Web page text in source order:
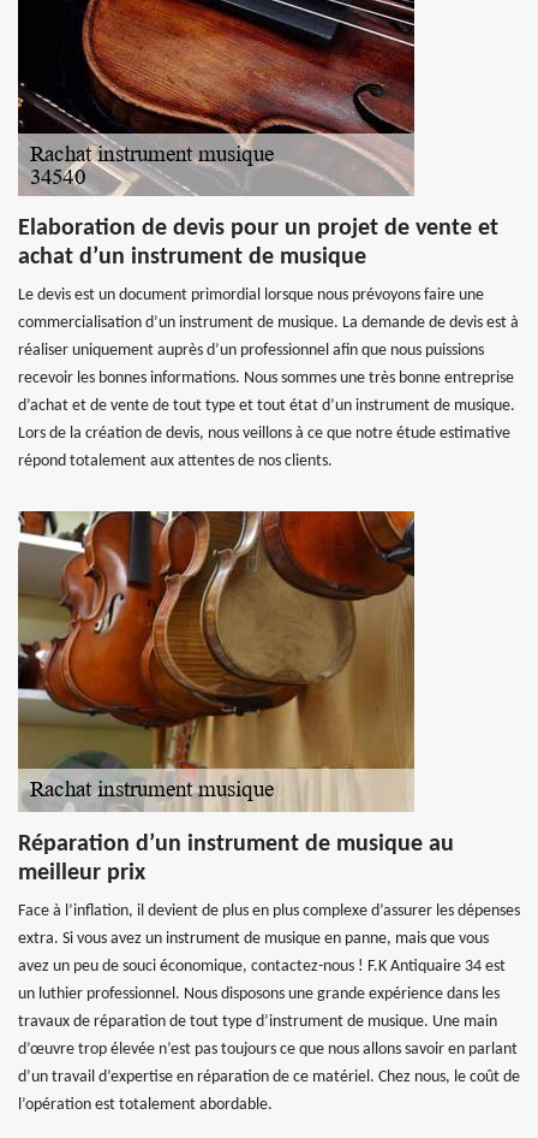
Elaboration de devis pour un projet de vente et
achat d’un instrument de musique
Le devis est un document primordial lorsque nous prévoyons faire une
commercialisation d’un instrument de musique. La demande de devis est à
réaliser uniquement auprès d’un professionnel afin que nous puissions
recevoir les bonnes informations. Nous sommes une très bonne entreprise
d’achat et de vente de tout type et tout état d’un instrument de musique.
Lors de la création de devis, nous veillons à ce que notre étude estimative
répond totalement aux attentes de nos clients.
Réparation d’un instrument de musique au
meilleur prix
Face à l’inflation, il devient de plus en plus complexe d’assurer les dépenses
extra. Si vous avez un instrument de musique en panne, mais que vous
avez un peu de souci économique, contactez-nous ! F.K Antiquaire 34 est
un luthier professionnel. Nous disposons une grande expérience dans les
travaux de réparation de tout type d’instrument de musique. Une main
d’œuvre trop élevée n’est pas toujours ce que nous allons savoir en parlant
d’un travail d’expertise en réparation de ce matériel. Chez nous, le coût de
l’opération est totalement abordable.